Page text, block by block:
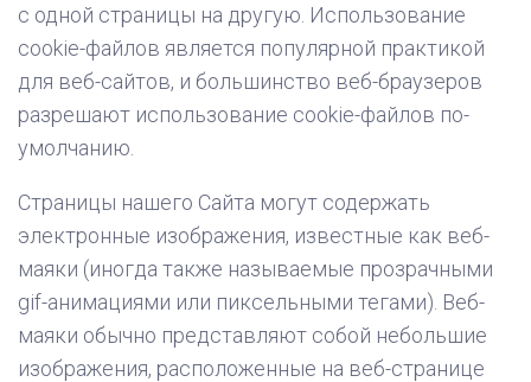
с одной страницы на другую. Использование
cookie-файлов является популярной практикой
для веб-сайтов, и большинство веб-браузеров
разрешают использование cookie-файлов по-
умолчанию.
Страницы нашего Сайта могут содержать
электронные изображения, известные как веб-
маяки (иногда также называемые прозрачными
gif-анимациями или пиксельными тегами). Веб-
маяки обычно представляют собой небольшие
изображения, расположенные на веб-странице